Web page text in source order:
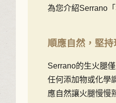
為您介紹Serrano
順應自然，堅
Serrano的生火腿
任何添加物或化學
應自然讓火腿慢慢